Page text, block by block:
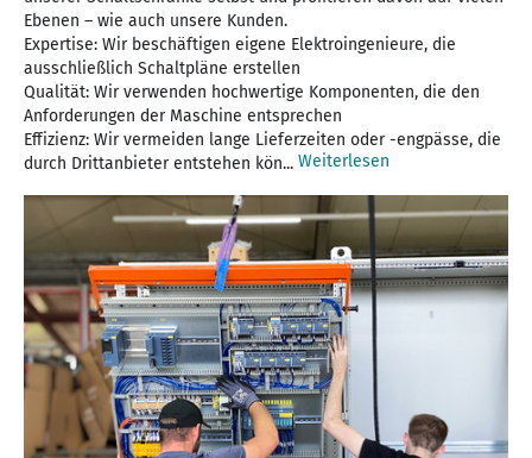
Ebenen – wie auch unsere Kunden.
Expertise: Wir beschäftigen eigene Elektroingenieure, die
ausschließlich Schaltpläne erstellen
Qualität: Wir verwenden hochwertige Komponenten, die den
Anforderungen der Maschine entsprechen
Effizienz: Wir vermeiden lange Lieferzeiten oder -engpässe, die
durch Drittanbieter entstehen kön... Weiterlesen